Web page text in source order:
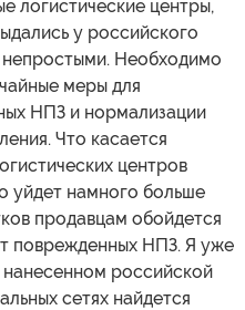
логистические центры,
у российского
непростыми. Необходимо
меры для
НПЗ и нормализации
Что касается
центров
уйдет намного больше
продавцам обойдется
поврежденных НПЗ. Я уже
российской
сетях найдется